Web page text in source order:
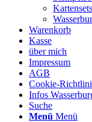
Kartensets
Warenkorb
Kasse
über mich
Impressum
AGB
Cookie-
Infos
Suche
Menü Menü